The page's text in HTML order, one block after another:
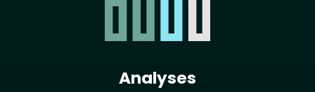
Analyses